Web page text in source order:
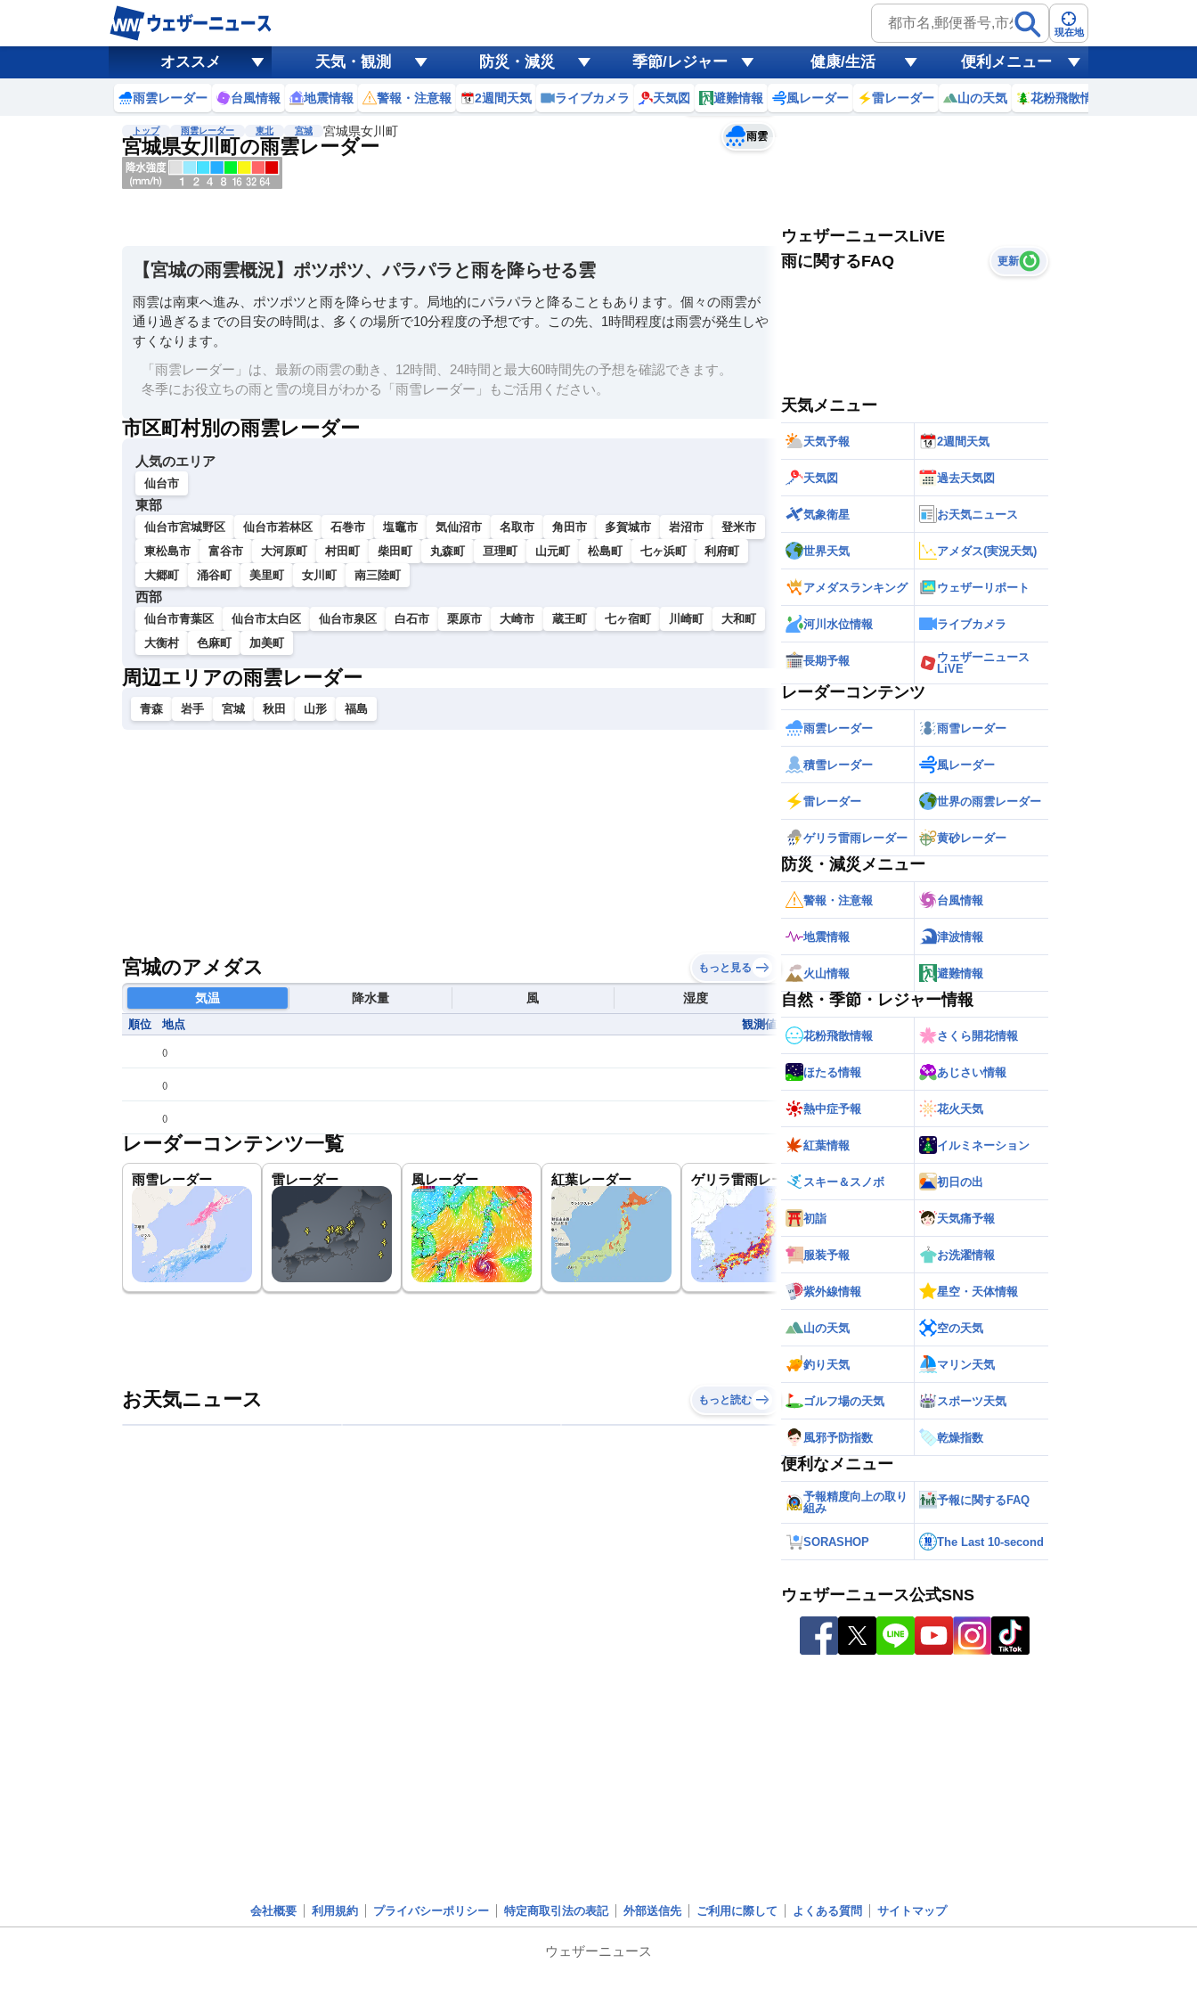
現在地
オススメ 天気・観測 防災・減災 季節/レジャー 健康/生活 便利メニュー
雨雲レーダー 台風情報 地震情報 警報・注意報 2週間天気 ライブカメラ 天気図 避難情報 風レーダー 雷レーダー 山の天気 花粉飛散情報
トップ 雨雲レーダー 東北 宮城 宮城県女川町
宮城県女川町の雨雲レーダー 雨雲
予報士コメント
黄砂
天気 台風
【宮城の雨雲概況】ポツポツ、パラパラと雨を降らせる雲
雨雲は南東へ進み、ポツポツと雨を降らせます。局地的にパラパラと降ることもあります。個々の雨雲が
通り過ぎるまでの目安の時間は、多くの場所で10分程度の予想です。この先、1時間程度は雨雲が発生しや
すくなります。
「雨雲レーダー」は、最新の雨雲の動き、12時間、24時間と最大60時間先の予想を確認できます。
冬季にお役立ちの雨と雪の境目がわかる「雨雪レーダー」もご活用ください。
市区町村別の雨雲レーダー
人気のエリア
仙台市
東部
仙台市宮城野区 仙台市若林区 石巻市 塩竈市 気仙沼市 名取市 角田市 多賀城市 岩沼市
登米市
東松島市
富谷市 大河原町 村田町 柴田町 丸森町 亘理町 山元町 松島町 七ヶ浜町
利府町
大郷町
涌谷町 美里町 女川町 南三陸町
西部
仙台市青葉区 仙台市太白区 仙台市泉区 白石市 栗原市 大崎市 蔵王町 七ヶ宿町 川崎町
大和町
大衡村
色麻町 加美町
周辺エリアの雨雲レーダー
青森 岩手 宮城 秋田 山形 福島
宮城のアメダス もっと見る
気温 降水量 風 湿度
順位 地点 観測値
()
()
()
レーダーコンテンツ一覧
雨雪レーダー 雷レーダー 風レーダー 紅葉レーダー ゲリラ雷雨レーダー 世界の雨雲レーダー
お天気ニュース もっと読む
ウェザーニュースLiVE
雨に関するFAQ
更新
天気メニュー
天気予報 2週間天気
天気図 過去天気図
気象衛星 お天気ニュース
世界天気 アメダス(実況天気)
アメダスランキング ウェザーリポート
河川水位情報 ライブカメラ
長期予報
ウェザーニュース
LiVE
レーダーコンテンツ
雨雲レーダー 雨雪レーダー
積雪レーダー 風レーダー
雷レーダー 世界の雨雲レーダー
ゲリラ雷雨レーダー 黄砂レーダー
防災・減災メニュー
警報・注意報 台風情報
地震情報 津波情報
火山情報 避難情報
自然・季節・レジャー情報
花粉飛散情報 さくら開花情報
ほたる情報 あじさい情報
熱中症予報 花火天気
紅葉情報 イルミネーション
スキー＆スノボ 初日の出
初詣 天気痛予報
服装予報 お洗濯情報
紫外線情報 星空・天体情報
山の天気 空の天気
釣り天気 マリン天気
ゴルフ場の天気 スポーツ天気
風邪予防指数 乾燥指数
便利なメニュー
予報精度向上の取り
組み
予報に関するFAQ
SORASHOP The Last 10-second
ウェザーニュース公式SNS
会社概要 利用規約 プライバシーポリシー 特定商取引法の表記 外部送信先 ご利用に際して よくある質問 サイトマップ
ウェザーニュース